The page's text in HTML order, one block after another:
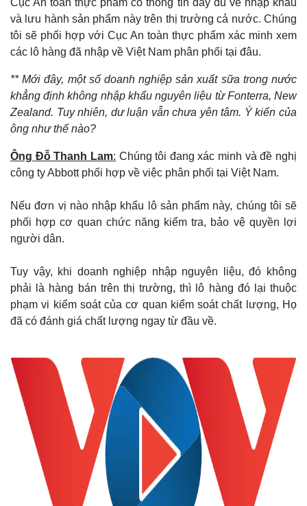
Thế giới
Quan sát
Cuộc sống đó đây
Hồ sơ
Multimedia
Video
Ảnh
E-Magazine
Cục An toàn thực phẩm có thông tin đầy đủ về nhập khẩu
và lưu hành sản phẩm này trên thị trường cả nước. Chúng
tôi sẽ phối hợp với Cục An toàn thực phẩm xác minh xem
các lô hàng đã nhập về Việt Nam phân phối tại đâu.
**Mới đây, một số doanh nghiệp sản xuất sữa trong nước
khẳng định không nhập khẩu nguyên liệu từ Fonterra, New
Zealand. Tuy nhiên, dư luận vẫn chưa yên tâm. Ý kiến của
ông như thế nào?
Ông Đỗ Thanh Lam: Chúng tôi đang xác minh và đề nghị
công ty Abbott phối hợp về việc phân phối tại Việt Nam.
Nếu đơn vị nào nhập khẩu lô sản phẩm này, chúng tôi sẽ
phối hợp cơ quan chức năng kiểm tra, bảo vệ quyền lợi
người dân.
Tuy vậy, khi doanh nghiệp nhập nguyên liệu, đó không
phải là hàng bán trên thị trường, thì lô hàng đó lại thuộc
phạm vi kiểm soát của cơ quan kiểm soát chất lượng, Họ
đã có đánh giá chất lượng ngay từ đầu về.